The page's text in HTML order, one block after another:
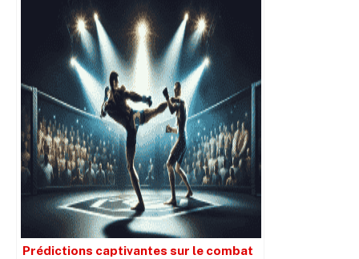
Prédictions captivantes sur le combat